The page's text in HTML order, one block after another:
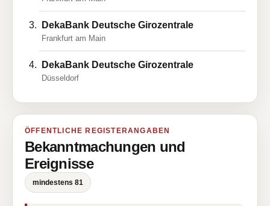
DekaBank Deutsche Girozentrale
Frankfurt am Main
DekaBank Deutsche Girozentrale
Düsseldorf
ÖFFENTLICHE REGISTERANGABEN
Bekanntmachungen und
Ereignisse
mindestens 81